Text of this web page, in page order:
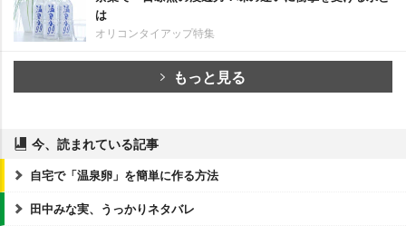
は
オリコンタイアップ特集
もっと見る
今、読まれている記事
自宅で「温泉卵」を簡単に作る方法
田中みな実、うっかりネタバレ